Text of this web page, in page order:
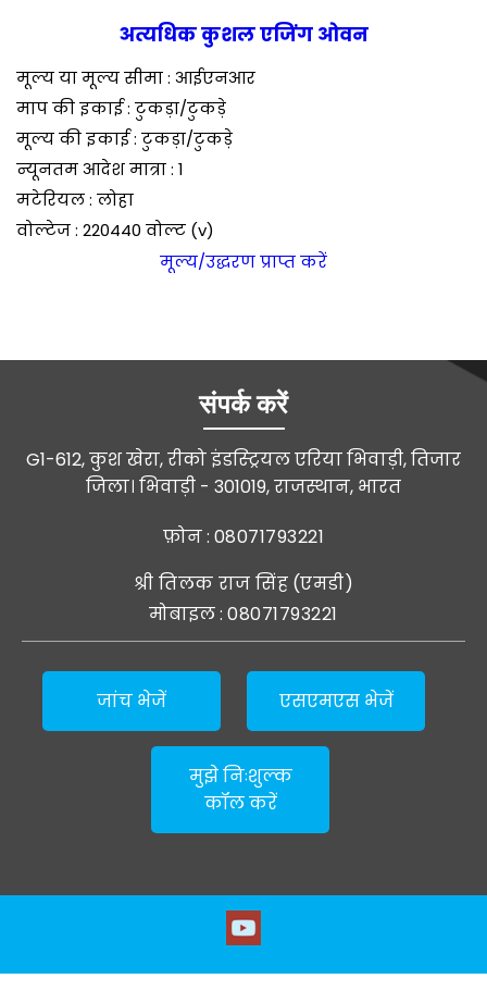
अत्यधिक कुशल एजिंग ओवन
मूल्य या मूल्य सीमा : आईएनआर
माप की इकाई : टुकड़ा/टुकड़े
मूल्य की इकाई : टुकड़ा/टुकड़े
न्यूनतम आदेश मात्रा : 1
मटेरियल : लोहा
वोल्टेज : 220440 वोल्ट (v)
मूल्य/उद्धरण प्राप्त करें
संपर्क करें
G1-612, कुश खेरा, रीको इंडस्ट्रियल एरिया भिवाड़ी, तिजार
जिला। भिवाड़ी - 301019, राजस्थान, भारत
फ़ोन : 08071793221
श्री तिलक राज सिंह (एमडी)
मोबाइल :08071793221
जांच भेजें एसएमएस भेजें
मुझे निःशुल्क
कॉल करें